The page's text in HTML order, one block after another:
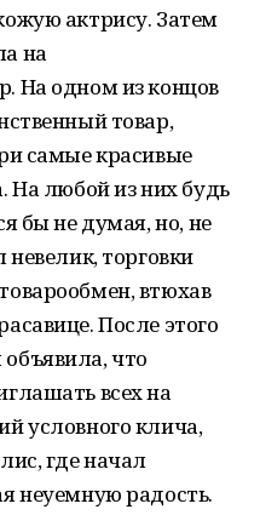
актрису. Затем
на
На одном из концов
товар,
самые красивые
На любой из них будь
бы не думая, но, не
торговки
втюхав
После этого
что
всех на
условного клича,
где начал
неуемную радость.